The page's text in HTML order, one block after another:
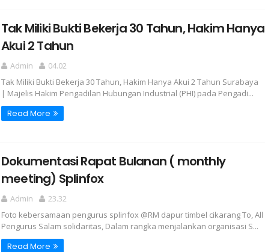
Tak Miliki Bukti Bekerja 30 Tahun, Hakim Hanya
Akui 2 Tahun
Admin
04.02
Tak Miliki Bukti Bekerja 30 Tahun, Hakim Hanya Akui 2 Tahun Surabaya
| Majelis Hakim Pengadilan Hubungan Industrial (PHI) pada Pengadi...
Read More
Dokumentasi Rapat Bulanan ( monthly
meeting) Splinfox
Admin
23.32
Foto kebersamaan pengurus splinfox @RM dapur timbel cikarang To, All
Pengurus Salam solidaritas, Dalam rangka menjalankan organisasi S...
Read More